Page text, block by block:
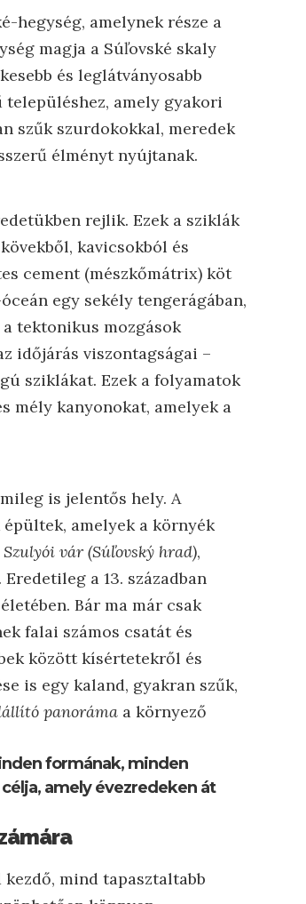
hegység, amelynek része a
magja a Súľovské skaly
és leglátványosabb
településhez, amely gyakori
szűk szurdokokkal, meredek
élményt nyújtanak.
rejlik. Ezek a sziklák
kavicsokból és
cement (mészkőmátrix) köt
egy sekély tengerágában,
tektonikus mozgások
időjárás viszontagságai –
sziklákat. Ezek a folyamatok
mély kanyonokat, amelyek a
is jelentős hely. A
amelyek a környék
Szulyói vár (Súľovský hrad),
a 13. században
Bár ma már csak
falai számos csatát és
között kísértetekről és
is egy kaland, gyakran szűk,
panoráma a környező
formának, minden
amely évezredeken át
mind tapasztaltabb